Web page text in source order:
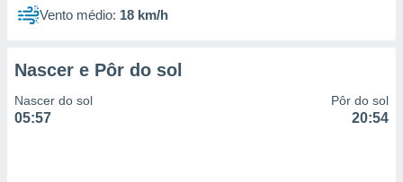
Vento médio: 18 km/h
Nascer e Pôr do sol
Nascer do sol
05:57
Pôr do sol
20:54